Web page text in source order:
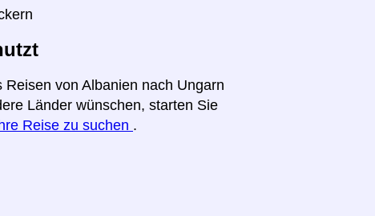
von Albanien nach Ungarn
Länder wünschen, starten Sie
Reise zu suchen .